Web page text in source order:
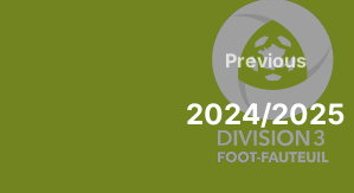
Previous
Previous
2024/2025